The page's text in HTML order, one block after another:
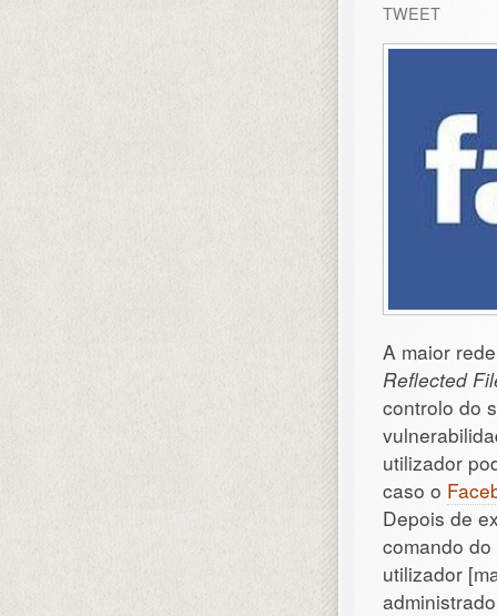
TWEET
A maior
Reflected
controlo do
utilizador
caso o
Depois de
comando
utilizador